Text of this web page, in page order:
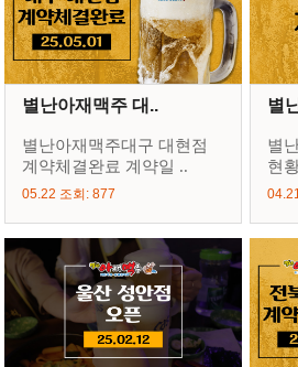
별난아재맥주 대..
별난아재맥주대구 대현점
계약체결완료 계약일 ..
05.22 조회: 877
별
별
현